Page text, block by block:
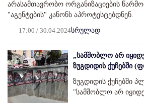
არასამთავრობო ორგანიზაციების
"აგენტების" კანონს აპროტესტებდნენ.
17:00 / 30.04.2024სრულად
„სამშობლო არ
ზუგდიდის ქუჩებში
ზუგდიდის ქუჩებში
"სამშობლო არ